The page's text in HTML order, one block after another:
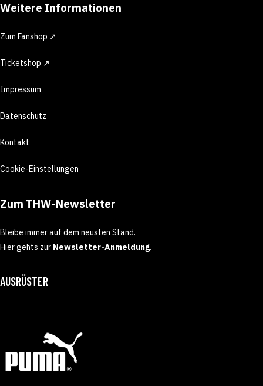
Weitere Informationen
Zum Fanshop ↗
Ticketshop ↗
Impressum
Datenschutz
Kontakt
Cookie-Einstellungen
Zum THW-Newsletter
Bleibe immer auf dem neusten Stand.
Hier gehts zur Newsletter-Anmeldung.
AUSRÜSTER